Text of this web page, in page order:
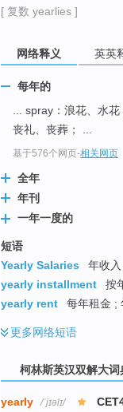
[ 复数 yearlies ]
网络释义 英英
每年的
... spray：浪花、水
丧礼、丧葬； ...
基于576个网页-相关网页
全年
年刊
一年一度的
短语
Yearly Salaries
年收
yearly installment
按
yearly rent
每年租金 ;
更多网络短语
柯林斯英汉双解大词
yearly /ˈjɪəlɪ/